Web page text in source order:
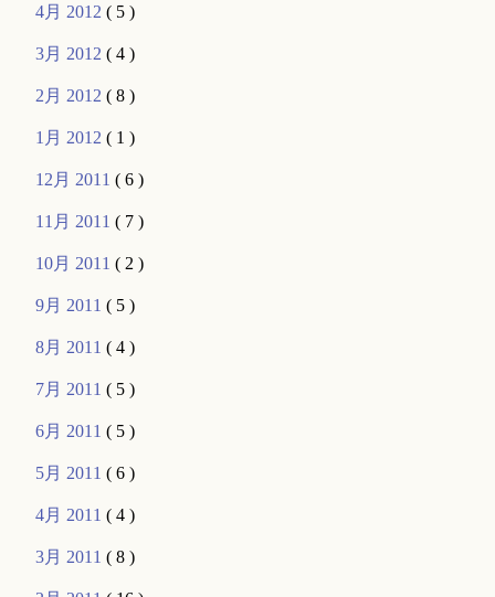
4月 2012( 5 )
3月 2012( 4 )
2月 2012( 8 )
1月 2012( 1 )
12月 2011( 6 )
11月 2011( 7 )
10月 2011( 2 )
9月 2011( 5 )
8月 2011( 4 )
7月 2011( 5 )
6月 2011( 5 )
5月 2011( 6 )
4月 2011( 4 )
3月 2011( 8 )